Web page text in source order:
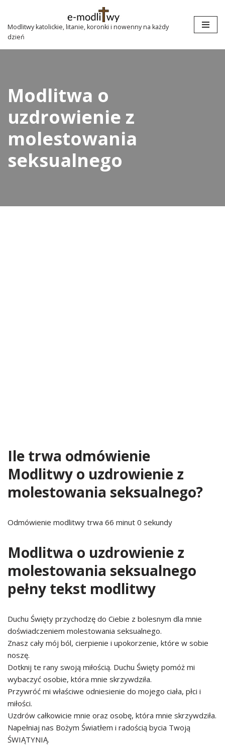
Przejdź
do
treści
Modlitwy katolickie, litanie, koronki i nowenny na każdy
dzień
Modlitwa o
uzdrowienie z
molestowania
seksualnego
Ile trwa odmówienie
Modlitwy o uzdrowienie z
molestowania seksualnego?
Odmówienie modlitwy trwa 66 minut 0 sekundy
Modlitwa o uzdrowienie z
molestowania seksualnego
pełny tekst modlitwy
Duchu Święty przychodzę do Ciebie z bolesnym dla mnie
doświadczeniem molestowania seksualnego.
Znasz cały mój ból, cierpienie i upokorzenie, które w sobie
noszę.
Dotknij te rany swoją miłością. Duchu Święty pomóż mi
wybaczyć osobie, która mnie skrzywdziła.
Przywróć mi właściwe odniesienie do mojego ciała, płci i
miłości.
Uzdrów całkowicie mnie oraz osobę, która mnie skrzywdziła.
Napełniaj nas Bożym Światłem i radością bycia Twoją
ŚWIĄTYNIĄ.